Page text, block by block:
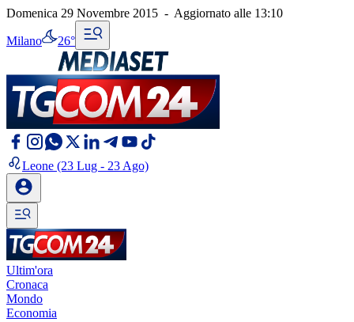
Domenica 29 Novembre 2015 - Aggiornato alle 13:10
Milano 26°
Leone (23 Lug - 23 Ago)
Ultim'ora
Cronaca
Mondo
Economia